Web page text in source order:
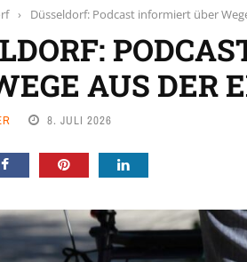
› Düsseldorf: Podcast informiert über
AUS DER
8. JULI 2026